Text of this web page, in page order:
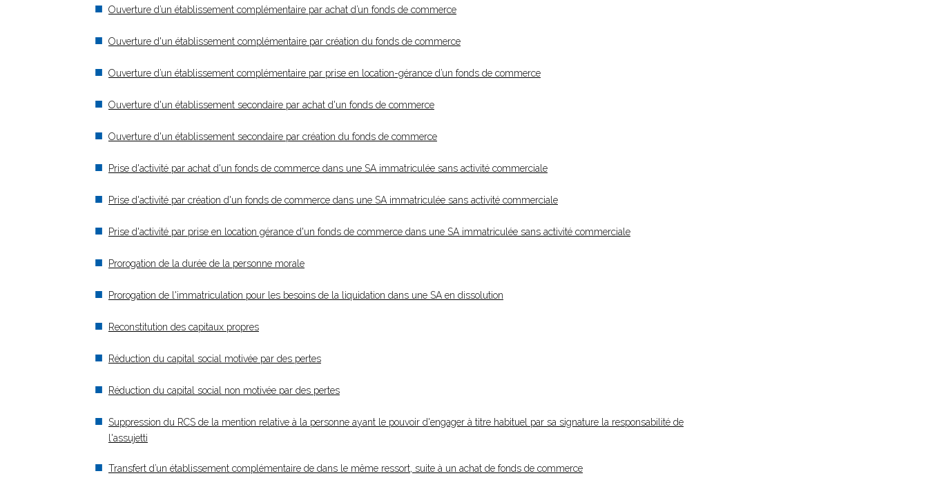
Ouverture d’un établissement complémentaire par achat d’un fonds de commerce
Ouverture d'un établissement complémentaire par création du fonds de commerce
Ouverture d’un établissement complémentaire par prise en location-gérance d’un fonds de commerce
Ouverture d'un établissement secondaire par achat d'un fonds de commerce
Ouverture d'un établissement secondaire par création du fonds de commerce
Prise d'activité par achat d'un fonds de commerce dans une SA immatriculée sans activité commerciale
Prise d'activité par création d'un fonds de commerce dans une SA immatriculée sans activité commerciale
Prise d'activité par prise en location gérance d'un fonds de commerce dans une SA immatriculée sans activité commerciale
Prorogation de la durée de la personne morale
Prorogation de l'immatriculation pour les besoins de la liquidation dans une SA en dissolution
Reconstitution des capitaux propres
Réduction du capital social motivée par des pertes
Réduction du capital social non motivée par des pertes
Suppression du RCS de la mention relative à la personne ayant le pouvoir d'engager à titre habituel par sa signature la responsabilité de
l'assujetti
Transfert d’un établissement complémentaire de dans le même ressort, suite à un achat de fonds de commerce